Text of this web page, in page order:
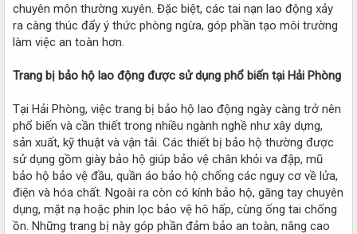
chuyên môn thường xuyên. Đặc biệt, các tai nạn lao động xảy
ra càng thúc đẩy ý thức phòng ngừa, góp phần tạo môi trường
làm việc an toàn hơn.
Trang bị bảo hộ lao động được sử dụng phổ biến tại Hải Phòng
Tại Hải Phòng, việc trang bị bảo hộ lao động ngày càng trở nên
phổ biến và cần thiết trong nhiều ngành nghề như xây dựng,
sản xuất, kỹ thuật và vận tải. Các thiết bị bảo hộ thường được
sử dụng gồm giày bảo hộ giúp bảo vệ chân khỏi va đập, mũ
bảo hộ bảo vệ đầu, quần áo bảo hộ chống các nguy cơ về lửa,
điện và hóa chất. Ngoài ra còn có kính bảo hộ, găng tay chuyên
dụng, mặt nạ hoặc phin lọc bảo vệ hô hấp, cùng ống tai chống
ồn. Những trang bị này góp phần đảm bảo an toàn, nâng cao